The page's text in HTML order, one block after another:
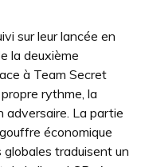
sur leur lancée en
la deuxième
à Team Secret
rythme, la
adversaire. La partie
économique
traduisent un